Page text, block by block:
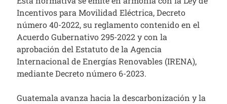
Incentivos para Movilidad Eléctrica, Decreto
número 40-2022, su reglamento contenido en el
Acuerdo Gubernativo 295-2022 y con la
aprobación del Estatuto de la Agencia
Internacional de Energías Renovables (IRENA),
mediante Decreto número 6-2023.
Guatemala avanza hacia la descarbonización y la